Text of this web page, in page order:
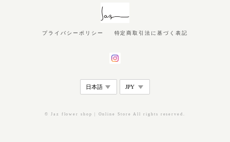
プライバシーポリシー 特定商取引法に基づく表記
© Jaz flower shop | Online Store All rights reserved.